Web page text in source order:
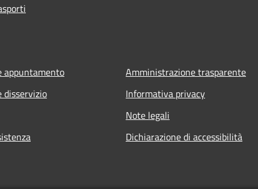
appuntamento
disservizio
Amministrazione trasparente
Informativa privacy
Note legali
Dichiarazione di accessibilità